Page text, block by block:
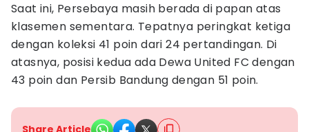
Saat ini, Persebaya masih berada di papan atas
klasemen sementara. Tepatnya peringkat ketiga
dengan koleksi 41 poin dari 24 pertandingan. Di
atasnya, posisi kedua ada Dewa United FC dengan
43 poin dan Persib Bandung dengan 51 poin.
Share Article